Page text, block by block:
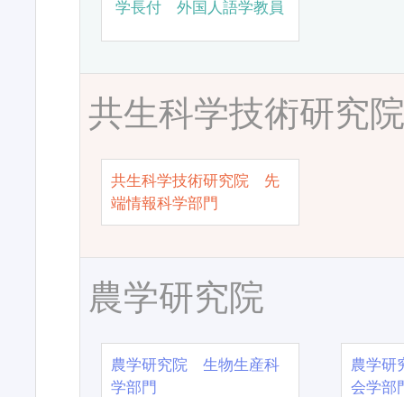
学長付 外国人語学教員
共生科学技術研究
共生科学技術研究院 先
端情報科学部門
農学研究院
農学研究院 生物生産科
学部門
農学
会学部